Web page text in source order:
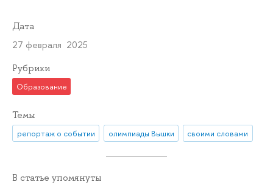
Дата
27 февраля 2025
Рубрики
Образование
Темы
репортаж о событии олимпиады Вышки своими словами
В статье упомянуты